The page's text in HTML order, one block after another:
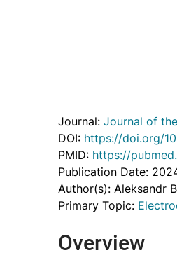
Journal: Journal of
DOI: https://doi.org/
PMID: https://
Publication Date:
Author(s): Aleksandr
Primary Topic:
Overview